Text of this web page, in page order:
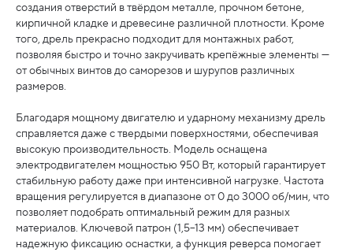
создания отверстий в твёрдом металле, прочном бетоне,
кирпичной кладке и древесине различной плотности. Кроме
того, дрель прекрасно подходит для монтажных работ,
позволяя быстро и точно закручивать крепёжные элементы —
от обычных винтов до саморезов и шурупов различных
размеров.
Благодаря мощному двигателю и ударному механизму дрель
справляется даже с твердыми поверхностями, обеспечивая
высокую производительность. Модель оснащена
электродвигателем мощностью 950 Вт, который гарантирует
стабильную работу даже при интенсивной нагрузке. Частота
вращения регулируется в диапазоне от 0 до 3000 об/мин, что
позволяет подобрать оптимальный режим для разных
материалов. Ключевой патрон (1,5–13 мм) обеспечивает
надежную фиксацию оснастки, а функция реверса помогает